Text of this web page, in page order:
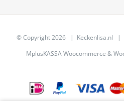
© Copyright2026 | Keckenlisa.nl |
MplusKASSA Woocommerce &